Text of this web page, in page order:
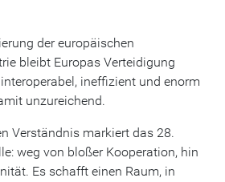
der europäischen
bleibt Europas Verteidigung
ineffizient und enorm
unzureichend.
Verständnis markiert das 28.
weg von bloßer Kooperation, hin
Es schafft einen Raum, in